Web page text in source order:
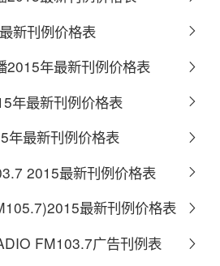
新刊例价格表
2015年最新刊例价格表
年最新刊例价格表
年最新刊例价格表
2015最新刊例价格表
最新刊例价格表
FM103.7广告刊例表